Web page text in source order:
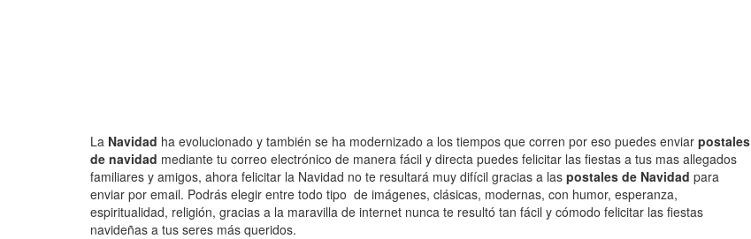
La Navidad ha evolucionado y también se ha modernizado a los tiempos que corren por eso puedes enviar postales
de navidad mediante tu correo electrónico de manera fácil y directa puedes felicitar las fiestas a tus mas allegados
familiares y amigos, ahora felicitar la Navidad no te resultará muy difícil gracias a las postales de Navidad para
enviar por email. Podrás elegir entre todo tipo de imágenes, clásicas, modernas, con humor, esperanza,
espiritualidad, religión, gracias a la maravilla de internet nunca te resultó tan fácil y cómodo felicitar las fiestas
navideñas a tus seres más queridos.